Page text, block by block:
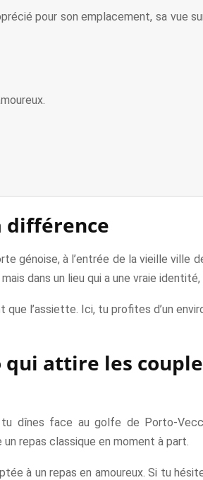
pour son emplacement, sa vue
différence
génoise, à l’entrée de la vieille ville
dans un lieu qui a une vraie
l’assiette. Ici, tu profites d’un
qui attire les
tu dînes face au golfe de Porto-
un repas classique en moment à part.
à un repas en amoureux. Si tu